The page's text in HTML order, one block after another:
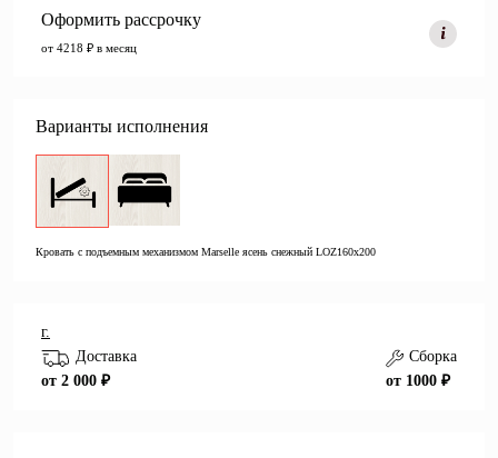
Оформить рассрочку
от 4218 ₽ в месяц
Варианты исполнения
Кровать с подъемным механизмом Marselle ясень снежный LOZ160х200
г.
Доставка
от 2 000 ₽
Сборка
от 1000 ₽